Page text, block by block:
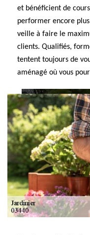
et bénéficient de
performer encore
veille à faire le
clients. Qualifiés,
tentent toujours de
aménagé où vous